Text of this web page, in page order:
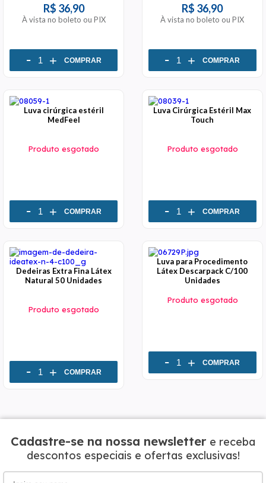
R$ 36,90
À vista no boleto ou PIX
- + COMPRAR
R$ 36,90
À vista no boleto ou PIX
- + COMPRAR
Luva cirúrgica estéril
MedFeel
Produto esgotado
- + COMPRAR
Luva Cirúrgica Estéril Max
Touch
Produto esgotado
- + COMPRAR
Dedeiras Extra Fina Látex
Natural 50 Unidades
Produto esgotado
- + COMPRAR
Luva para Procedimento
Látex Descarpack C/100
Unidades
Produto esgotado
- + COMPRAR
Cadastre-se na nossa newsletter e receba
descontos especiais e ofertas exclusivas!